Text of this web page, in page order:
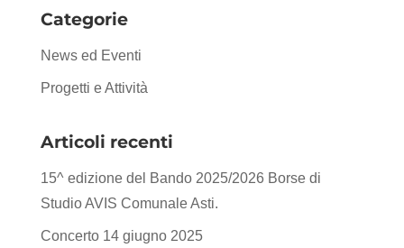
Categorie
News ed Eventi
Progetti e Attività
Articoli recenti
15^ edizione del Bando 2025/2026 Borse di
Studio AVIS Comunale Asti.
Concerto 14 giugno 2025